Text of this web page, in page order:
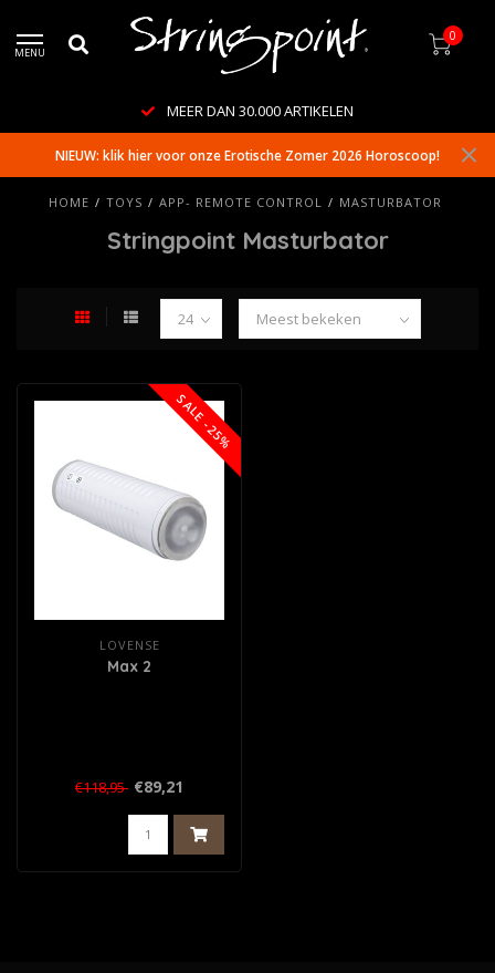
MENU
0
MEER DAN 30.000 ARTIKELEN
NIEUW: klik hier voor onze Erotische Zomer 2026 Horoscoop!
HOME / TOYS / APP- REMOTE CONTROL / MASTURBATOR
Stringpoint Masturbator
SALE -25%
LOVENSE
Max 2
€118,95 €89,21